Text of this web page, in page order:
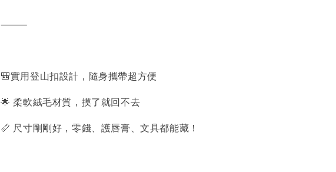
⸻
🎒實用登山扣設計，隨身攜帶超方便
🌟 柔軟絨毛材質，摸了就回不去
📏 尺寸剛剛好，零錢、護唇膏、文具都能藏！